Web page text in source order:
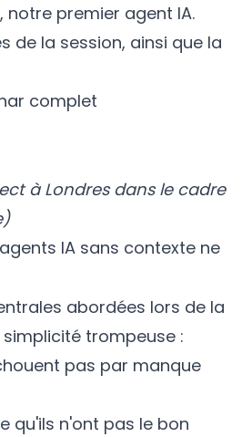
, notre premier agent IA.
de la session, ainsi que la
complet
à Londres dans le cadre
IA sans contexte ne
abordées lors de la
trompeuse :
pas par manque
qu'ils n'ont pas le bon